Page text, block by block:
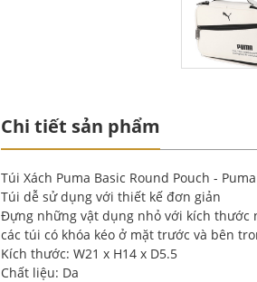
Chi tiết sản phẩm
Túi Xách Puma Basic Round Pouch -
Túi dễ sử dụng với thiết kế đơn giản
Đựng những vật dụng nhỏ với kích thước
các túi có khóa kéo ở mặt trước và bên
Kích thước: W21 x H14 x D5.5
Chất liệu: Da